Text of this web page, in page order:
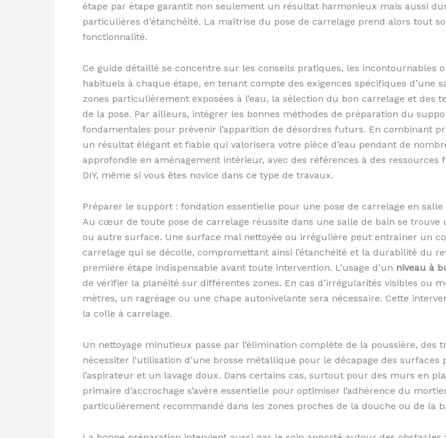
étape par étape garantit non seulement un résultat harmonieux mais aussi
particulières d’étanchéité. La maîtrise du pose de carrelage prend alors tout
fonctionnalité.
Ce guide détaillé se concentre sur les conseils pratiques, les incontournables
habituels à chaque étape, en tenant compte des exigences spécifiques d’une
zones particulièrement exposées à l’eau, la sélection du bon carrelage et
de la pose. Par ailleurs, intégrer les bonnes méthodes de préparation du
fondamentales pour prévenir l’apparition de désordres futurs. En combinant
un résultat élégant et fiable qui valorisera votre pièce d’eau pendant de
approfondie en aménagement intérieur, avec des références à des
DIY, même si vous êtes novice dans ce type de travaux.
Préparer le support : fondation essentielle pour une pose de carrelage en salle
Au cœur de toute pose de carrelage réussite dans une salle de bain se
ou autre surface. Une surface mal nettoyée ou irrégulière peut entraîner un
carrelage qui se décolle, compromettant ainsi l’étanchéité et la durabilité du
première étape indispensable avant toute intervention. L’usage d’un niveau à
de vérifier la planéité sur différentes zones. En cas d’irrégularités visibles ou
mètres, un ragréage ou une chape autonivelante sera nécessaire. Cette
la colle à carrelage.
Un nettoyage minutieux passe par l’élimination complète de la poussière, des
nécessiter l’utilisation d’une brosse métallique pour le décapage des
l’aspirateur et un lavage doux. Dans certains cas, surtout pour des murs en
primaire d’accrochage s’avère essentielle pour optimiser l’adhérence du
particulièrement recommandé dans les zones proches de la douche ou de la